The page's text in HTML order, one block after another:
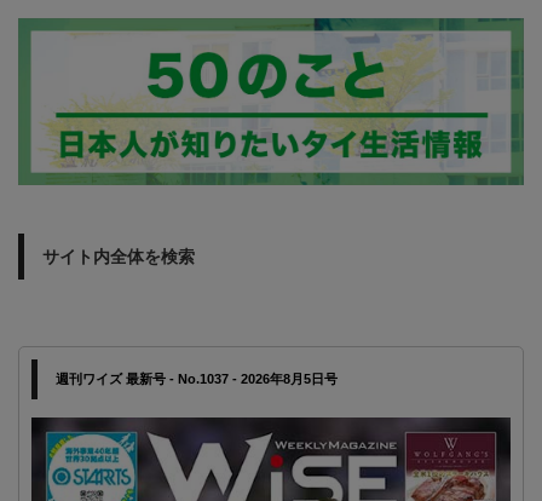
サイト内全体を検索
週刊ワイズ 最新号 - No.1037 - 2026年8月5日号